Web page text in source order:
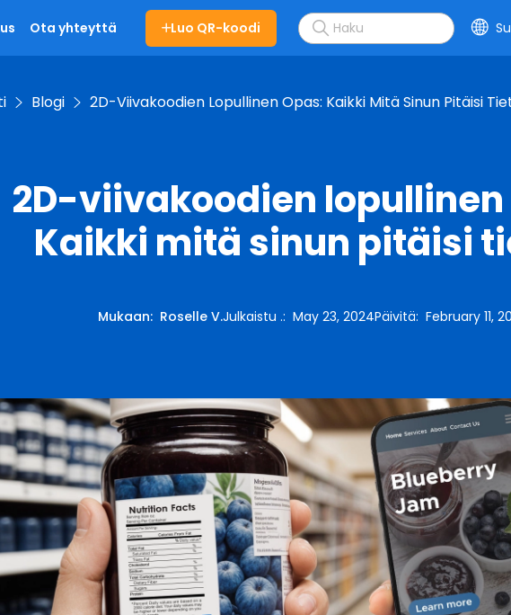
Ota yhteyttä Luo QR-koodi
Blogi 2D-Viivakoodien Lopullinen Opas: Kaikki Mitä Sinun Pitäisi
2D-viivakoodien lopullinen
Kaikki mitä sinun pitäisi
Mukaan: Roselle V.Julkaistu .: May 23, 2024Päivitä: February 11,